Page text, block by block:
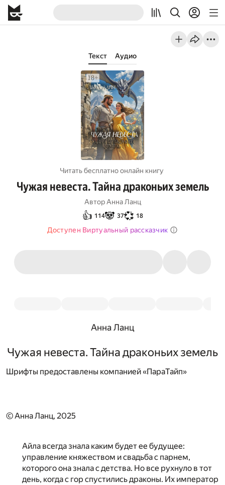
Текст Аудио
Читать бесплатно онлайн книгу
Чужая невеста. Тайна драконьих земель
Автор Анна Ланц
👍 114🐼 37💞 18
Доступен Виртуальный рассказчик
Анна Ланц
Чужая невеста. Тайна драконьих земель
Шрифты предоставлены компанией «ПараТайп»
© Анна Ланц, 2025
Айла всегда знала каким будет ее будущее:
управление княжеством и свадьба с парнем,
которого она знала с детства. Но все рухнуло в тот
день, когда с гор спустились драконы. Их император